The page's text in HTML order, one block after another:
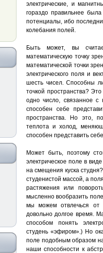
электрические, и
гораздо правильнее
потенциалы, ибо
колебания полей.
Быть может, вы
математическую точку
математической точки
электрического поля и
шесть чисел. Способны
точкой пространства?
одно число, связанное с
способен себе
пространства. Но это,
теплота и холод,
способен представить
Может быть, поэтому
электрическое поле в
на смещения куска
студенистой массой, а
растяжения или
мысленно вообразить
мы можем отвлечься от
довольно долгое время.
способом понять
студень «эфиром».) Но
поле подобным образом
наши способности к